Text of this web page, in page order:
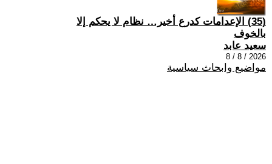
(35) الإعدامات كدرع أخير… نظام لا يحكم إلا
بالخوف
سعيد عابد
2026 / 8 / 8
مواضيع وابحاث سياسية